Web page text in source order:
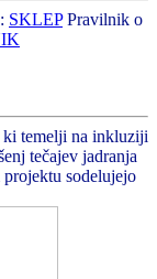
SKLEPPravilnik o
ki temelji na inkluziji
tečajev jadranja
sodelujejo